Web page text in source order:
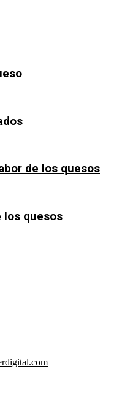
de los quesos
los quesos